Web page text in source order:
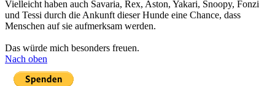
Vielleicht haben auch Savaria, Rex, Aston, Yakari, Snoopy, Fonzi
und Tessi durch die Ankunft dieser Hunde eine Chance, dass
Menschen auf sie aufmerksam werden.
Das würde mich besonders freuen.
Nach oben